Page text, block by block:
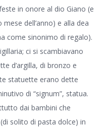
in onore al dio Giano (e
dell’anno) e alla dea
come sinonimo di regalo).
ci si scambiavano
d’argilla, di bronzo e
statuette erano dette
di “signum”, statua.
dai bambini che
solito di pasta dolce) in